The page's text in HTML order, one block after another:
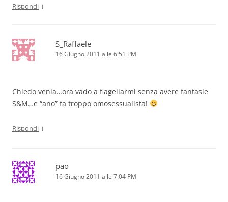
Rispondi ↓
S_Raffaele
16 Giugno 2011 alle 6:51 PM
Chiedo venia…ora vado a flagellarmi senza avere fantasie
S&M…e “ano” fa troppo omosessualista!
Rispondi ↓
pao
16 Giugno 2011 alle 7:04 PM